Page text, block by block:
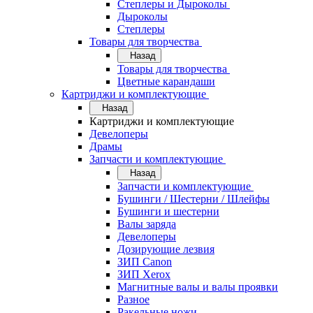
Степлеры и Дыроколы
Дыроколы
Степлеры
Товары для творчества
Назад
Товары для творчества
Цветные карандаши
Картриджи и комплектующие
Назад
Картриджи и комплектующие
Девелоперы
Драмы
Запчасти и комплектующие
Назад
Запчасти и комплектующие
Бушинги / Шестерни / Шлейфы
Бушинги и шестерни
Валы заряда
Девелоперы
Дозирующие лезвия
ЗИП Canon
ЗИП Xerox
Магнитные валы и валы проявки
Разное